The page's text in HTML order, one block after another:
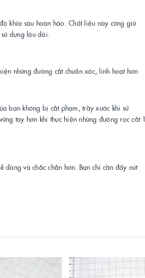
khía sâu hoàn hảo. Chất liệu này cũng giữ
dụng lâu dài.
những đường cắt chuẩn xác, linh hoạt hơn
bạn không bị cắt phạm, trầy xước khi sử
tay hơn khi thực hiện những đường rọc cắt 1
và chắc chắn hơn. Bạn chỉ cần đẩy nút